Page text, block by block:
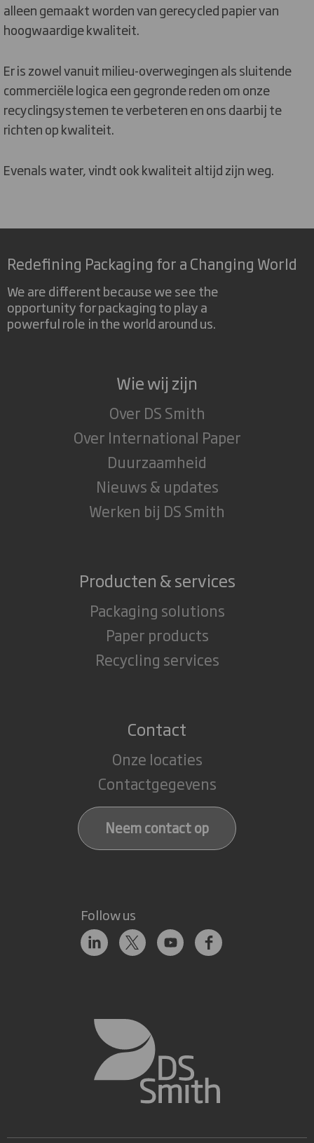
alleen gemaakt worden van gerecycled papier van
hoogwaardige kwaliteit.
Er is zowel vanuit milieu-overwegingen als sluitende
commerciële logica een gegronde reden om onze
recyclingsystemen te verbeteren en ons daarbij te
richten op kwaliteit.
Evenals water, vindt ook kwaliteit altijd zijn weg.
Redefining Packaging for a Changing World
We are different because we see the
opportunity for packaging to play a
powerful role in the world around us.
Wie wij zijn
Over DS Smith
Over International Paper
Duurzaamheid
Nieuws & updates
Werken bij DS Smith
Producten & services
Packaging solutions
Paper products
Recycling services
Contact
Onze locaties
Contactgegevens
Neem contact op
Follow us